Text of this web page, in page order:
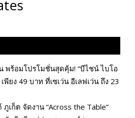
พร้อมโปรโมชั่นสุดคุ้ม! “บีไชน์ ไบโอ
ยง 49 บาท ที่เซเว่น อีเลฟเว่น ถึง 23
เก็ต จัดงาน “Across the Table”